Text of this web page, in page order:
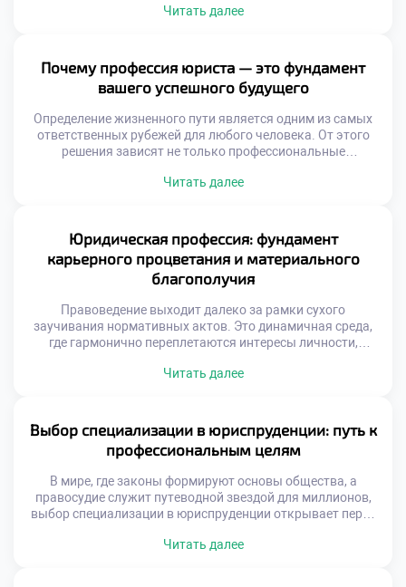
факторы, обуславливающие такой спрос, обозначим
правоведов в ключевых секторах экономики. Почему
юристы незаменимы в эпоху цифровой трансформации?
[…]
Читать далее
Почему профессия юриста — это фундамент
вашего успешного будущего
Определение жизненного пути является одним из самых
ответственных рубежей для любого человека. От этого
решения зависят не только профессиональные
социуме и уровень материального достатка.
общественные процессы и открывая широкие горизонты.
В этом материале мы разберем, почему […]
Читать далее
Юридическая профессия: фундамент
карьерного процветания и материального
благополучия
Правоведение выходит далеко за рамки сухого
заучивания нормативных актов. Это динамичная среда,
где гармонично переплетаются интересы личности,
широкие горизонты: от построения блестящей карьеры до
воспитывает будущих руководителей, почему данная
специальность гарантирует карьерный лифт и какие […]
Читать далее
Выбор специализации в юриспруденции: путь к
профессиональным целям
В мире, где законы формируют основы общества, а
правосудие служит путеводной звездой для миллионов,
выбор специализации в юриспруденции открывает перед
карьерных возможностей. Это не просто вопрос о том,
Читать далее